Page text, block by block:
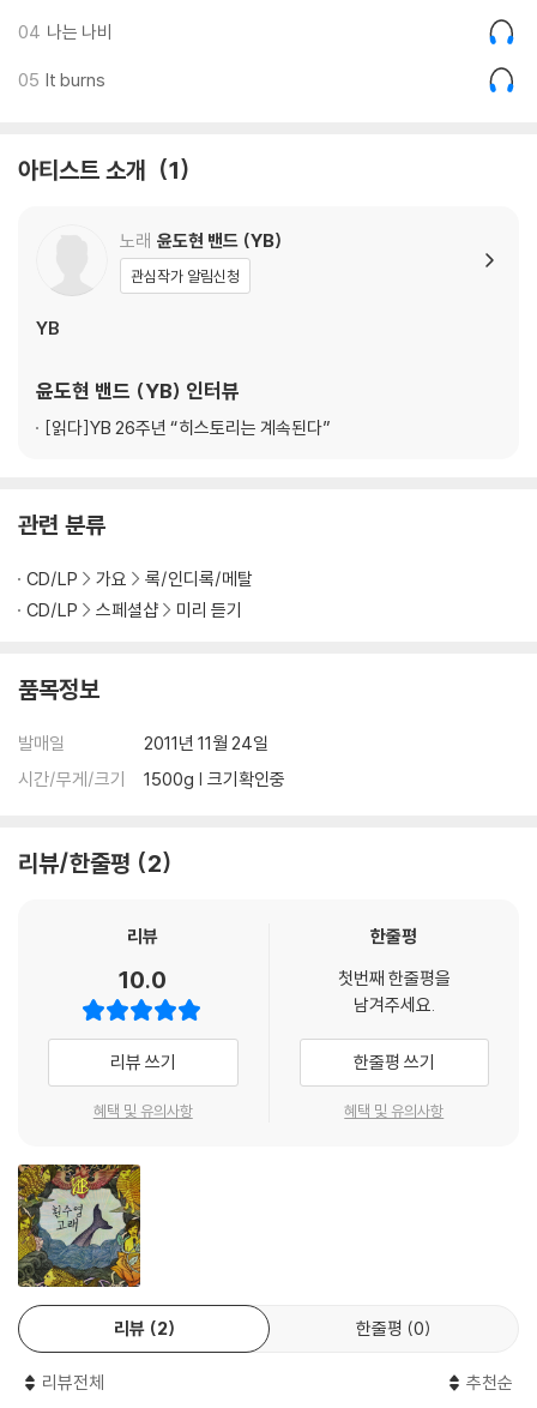
04 나는 나비
05 It burns
아티스트 소개 1
노래 윤도현 밴드 (YB)
관심작가 알림신청
YB
윤도현 밴드 (YB) 인터뷰
[읽다]YB 26주년 “히스토리는 계속된다”
관련 분류
CD/LP 가요
록/인디록/메탈
CD/LP
스페셜샵 미리 듣기
품목정보
발매일
2011년 11월 24일
시간/무게/크기
1500g | 크기확인중
리뷰/한줄평 2
리뷰
10.0
리뷰 쓰기
혜택 및 유의사항
한줄평
첫번째 한줄평을
남겨주세요.
한줄평 쓰기
혜택 및 유의사항
리뷰 2 한줄평 0
리뷰전체 추천순